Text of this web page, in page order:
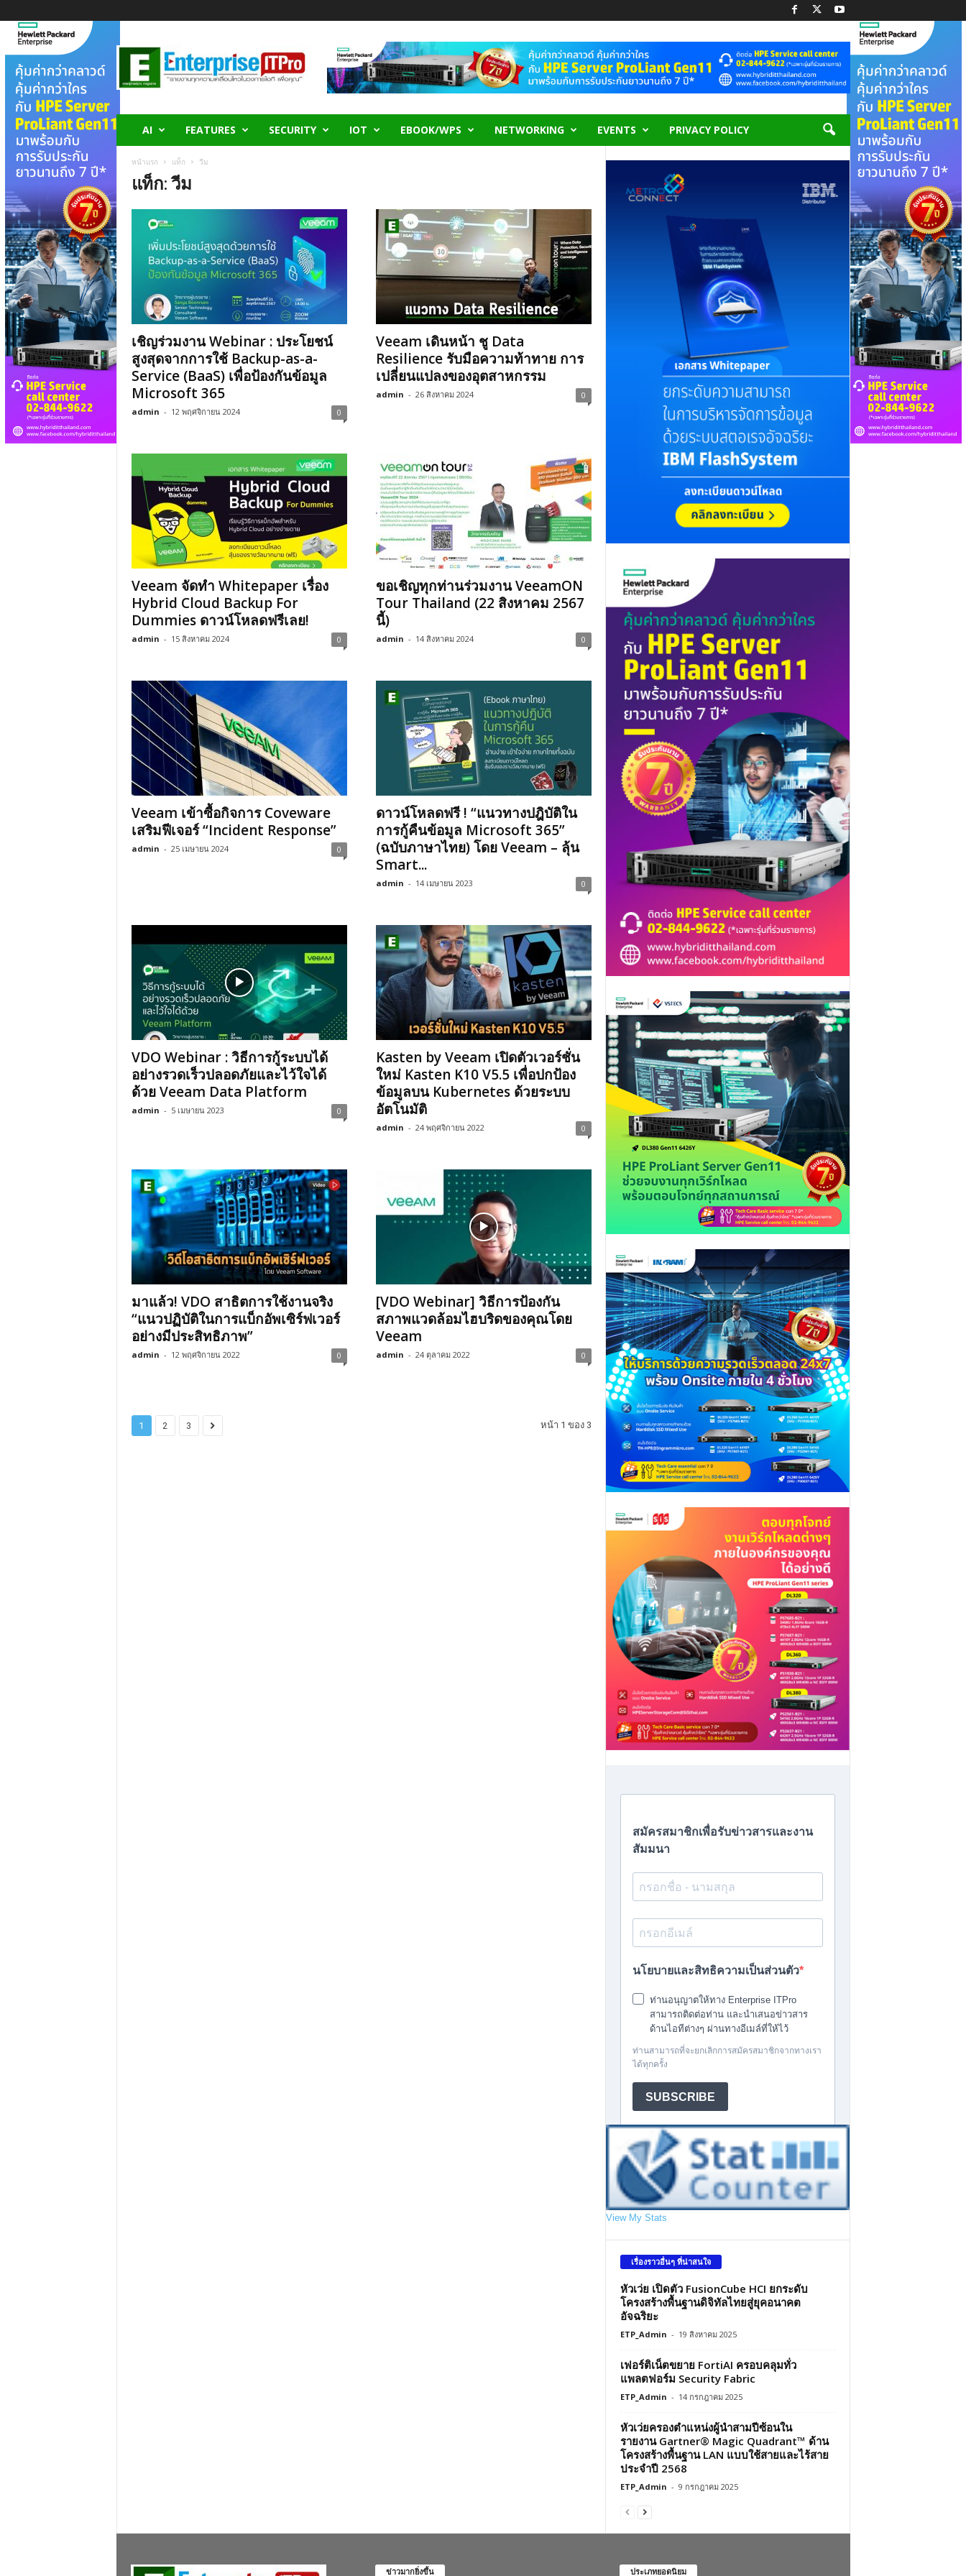
n
T
P
r
o
AI FEATURES SECURITY IOT EBOOK/WPS NETWORKING EVENTS PRIVACY POLICY
หน้าแรก แท็ก วีม
แท็ก: วีม
เชิญร่วมงาน Webinar : ประโยชน์
สูงสุดจากการใช้ Backup-as-a-
Service (BaaS) เพื่อป้องกันข้อมูล
Microsoft 365
admin - 12 พฤศจิกายน 2024 0
Veeam เดินหน้า ชู Data
Resilience รับมือความท้าทาย การ
เปลี่ยนแปลงของอุตสาหกรรม
admin - 26 สิงหาคม 2024 0
Veeam จัดทำ Whitepaper เรื่อง
Hybrid Cloud Backup For
Dummies ดาวน์โหลดฟรีเลย!
admin - 15 สิงหาคม 2024 0
ขอเชิญทุกท่านร่วมงาน VeeamON
Tour Thailand (22 สิงหาคม 2567
นี้)
admin - 14 สิงหาคม 2024 0
Veeam เข้าซื้อกิจการ Coveware
เสริมฟีเจอร์ “Incident Response”
admin - 25 เมษายน 2024 0
ดาวน์โหลดฟรี ! “แนวทางปฎิบัติใน
การกู้คืนข้อมูล Microsoft 365”
(ฉบับภาษาไทย) โดย Veeam – ลุ้น
Smart...
admin - 14 เมษายน 2023 0
VDO Webinar : วิธีการกู้ระบบได้
อย่างรวดเร็วปลอดภัยและไว้ใจได้
ด้วย Veeam Data Platform
admin - 5 เมษายน 2023 0
Kasten by Veeam เปิดตัวเวอร์ชั่น
ใหม่ Kasten K10 V5.5 เพื่อปกป้อง
ข้อมูลบน Kubernetes ด้วยระบบ
อัตโนมัติ
admin - 24 พฤศจิกายน 2022 0
มาแล้ว! VDO สาธิตการใช้งานจริง
“แนวปฏิบัติในการแบ็กอัพเซิร์ฟเวอร์
อย่างมีประสิทธิภาพ”
admin - 12 พฤศจิกายน 2022 0
[VDO Webinar] วิธีการป้องกัน
สภาพแวดล้อมไฮบริดของคุณโดย
Veeam
admin - 24 ตุลาคม 2022 0
1 2 3 หน้า 1 ของ 3
View My Stats
เรื่องราวอื่นๆ ที่น่าสนใจ
หัวเว่ย เปิดตัว FusionCube HCI ยกระดับ
โครงสร้างพื้นฐานดิจิทัลไทยสู่ยุคอนาคต
อัจฉริยะ
ETP_Admin - 19 สิงหาคม 2025
เฟอร์ติเน็ตขยาย FortiAI ครอบคลุมทั่ว
แพลตฟอร์ม Security Fabric
ETP_Admin - 14 กรกฎาคม 2025
หัวเว่ยครองตำแหน่งผู้นำสามปีซ้อนใน
รายงาน Gartner® Magic Quadrant™ ด้าน
โครงสร้างพื้นฐาน LAN แบบใช้สายและไร้สาย
ประจำปี 2568
ETP_Admin - 9 กรกฎาคม 2025
ข่าวมากยิ่งขึ้น ประเภทยอดนิยม